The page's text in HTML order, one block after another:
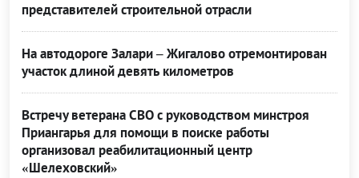
представителей строительной отрасли
На автодороге Залари – Жигалово отремонтирован
участок длиной девять километров
Встречу ветерана СВО с руководством минстроя
Приангарья для помощи в поиске работы
организовал реабилитационный центр
«Шелеховский»